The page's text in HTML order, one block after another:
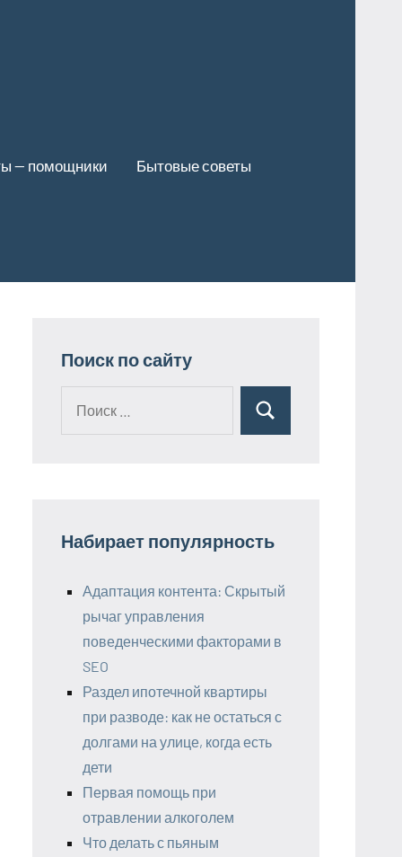
— помощники Бытовые советы
Поиск по сайту
Поиск
Набирает популярность
Адаптация контента: Скрытый
рычаг управления
поведенческими факторами в
SEO
Раздел ипотечной квартиры
при разводе: как не остаться с
долгами на улице, когда есть
дети
Первая помощь при
отравлении алкоголем
Что делать с пьяным